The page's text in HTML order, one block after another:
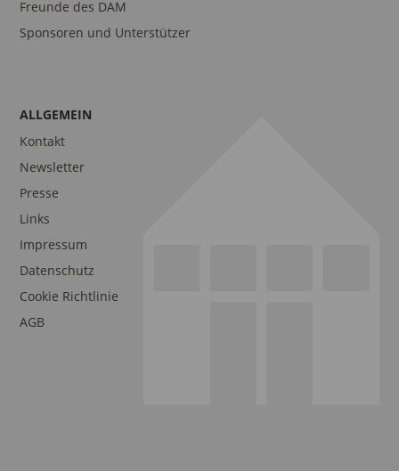
Freunde des DAM
Sponsoren und Unterstützer
ALLGEMEIN
Kontakt
Newsletter
Presse
Links
Impressum
Datenschutz
Cookie Richtlinie
AGB